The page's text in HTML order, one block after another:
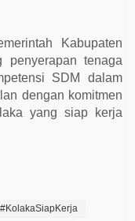
Kabupaten
penyerapan tenaga
SDM dalam
dengan komitmen
yang siap kerja
#KolakaSiapKerja